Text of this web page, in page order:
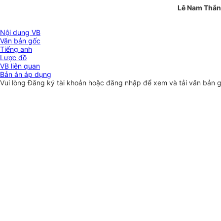
Lê Nam
Nội dung VB
Văn bản gốc
Tiếng anh
Lược đồ
VB liên quan
Bản án áp dụng
Vui lòngĐăng ký tài khoản hoặc đăng nhập để xem và tải văn bản